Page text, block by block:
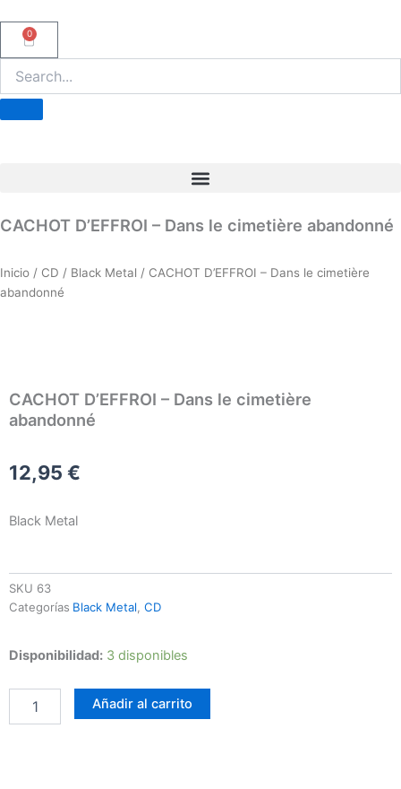
0
Carrito
CACHOT D’EFFROI – Dans le cimetière abandonné
Inicio / CD / Black Metal / CACHOT D’EFFROI – Dans le cimetière
abandonné
CACHOT D’EFFROI – Dans le cimetière
abandonné
12,95 €
Black Metal
SKU 63
Categorías Black Metal, CD
Disponibilidad: 3 disponibles
CACHOT
–
Dans
le
Añadir al carrito